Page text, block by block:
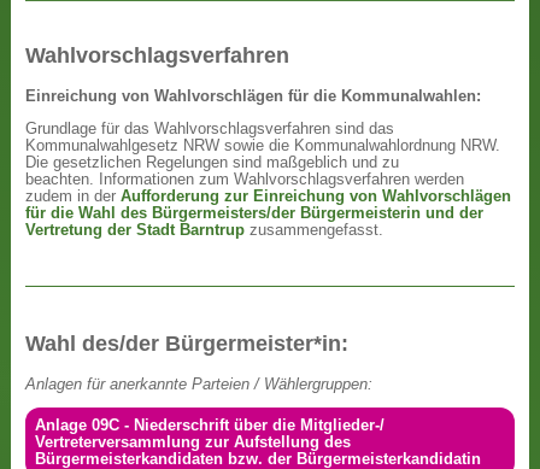
Wahlvorschlagsverfahren
Einreichung von Wahlvorschlägen für die Kommunalwahlen:
Grundlage für das Wahlvorschlagsverfahren sind das
Kommunalwahlgesetz NRW sowie die Kommunalwahlordnung NRW.
Die gesetzlichen Regelungen sind maßgeblich und zu
beachten. Informationen zum Wahlvorschlagsverfahren werden
zudem in derAufforderung zur Einreichung von Wahlvorschlägen
für die Wahl des Bürgermeisters/der Bürgermeisterin und der
Vertretung der Stadt Barntrup zusammengefasst.
Wahl des/der Bürgermeister*in:
Anlagen für anerkannte Parteien / Wählergruppen:
Anlage 09C - Niederschrift über die Mitglieder-/
Vertreterversammlung zur Aufstellung des
Bürgermeisterkandidaten bzw. der Bürgermeisterkandidatin